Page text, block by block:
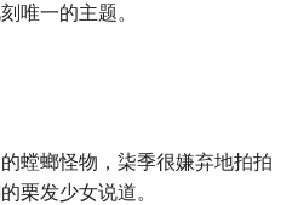
唯一的主题。
螳螂怪物，柒季很嫌弃地拍拍
栗发少女说道。